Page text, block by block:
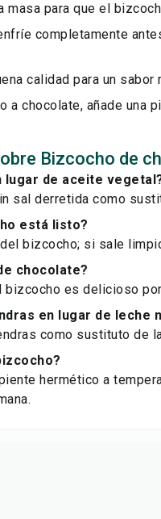
masa para que el
completamente
calidad para un
a chocolate, añade una
Bizcocho de
lugar de aceite
sal derretida como
está listo?
bizcocho; si sale
chocolate?
bizcocho es delicioso
en lugar de leche
como sustituto de
hermético a